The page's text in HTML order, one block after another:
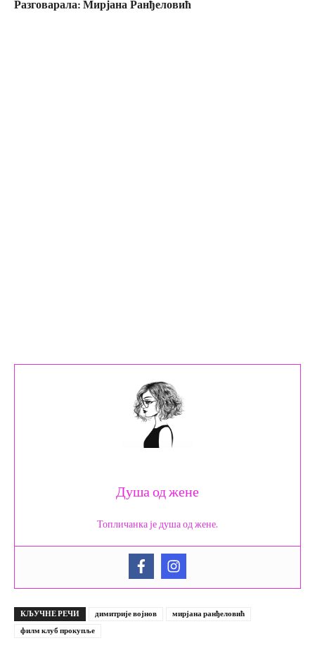
Разговарала: Мирјана Ранђеловић
Душа од жене
Топличанка је душа од жене.
КЉУЧНЕ РЕЧИ димитрије војнов
мирјана ранђеловић
филм клуб прокупље